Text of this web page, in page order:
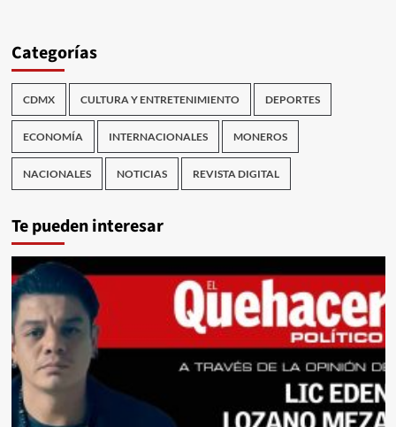
Categorías
CDMX CULTURA Y ENTRETENIMIENTO DEPORTES
ECONOMÍA INTERNACIONALES MONEROS
NACIONALES NOTICIAS REVISTA DIGITAL
Te pueden interesar